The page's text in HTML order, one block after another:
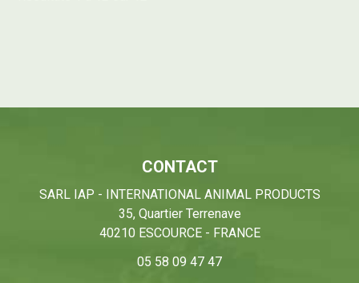
CONTACT
SARL IAP - INTERNATIONAL ANIMAL PRODUCTS
35, Quartier Terrenave
40210 ESCOURCE - FRANCE
05 58 09 47 47